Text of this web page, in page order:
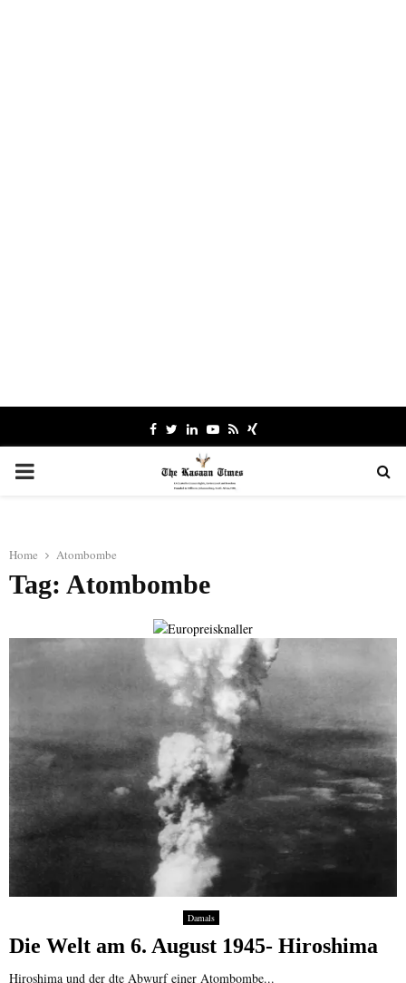
Facebook
TwitterLinkedinYoutube
RssXing
PRIMARY
Home Atombombe
Tag: Atombombe
Damals
Die Welt am 6. August 1945- Hiroshima
Hiroshima und der dte Abwurf einer Atombombe...